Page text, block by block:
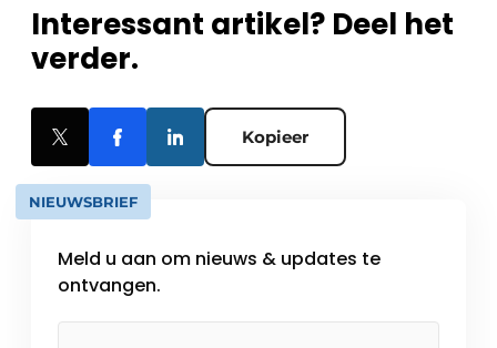
Interessant artikel? Deel het
verder.
Kopieer
NIEUWSBRIEF
Meld u aan om nieuws & updates te
ontvangen.